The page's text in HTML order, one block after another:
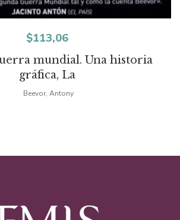
mundial. Una historia
gráfica, La
$113,06
Beevor, Antony